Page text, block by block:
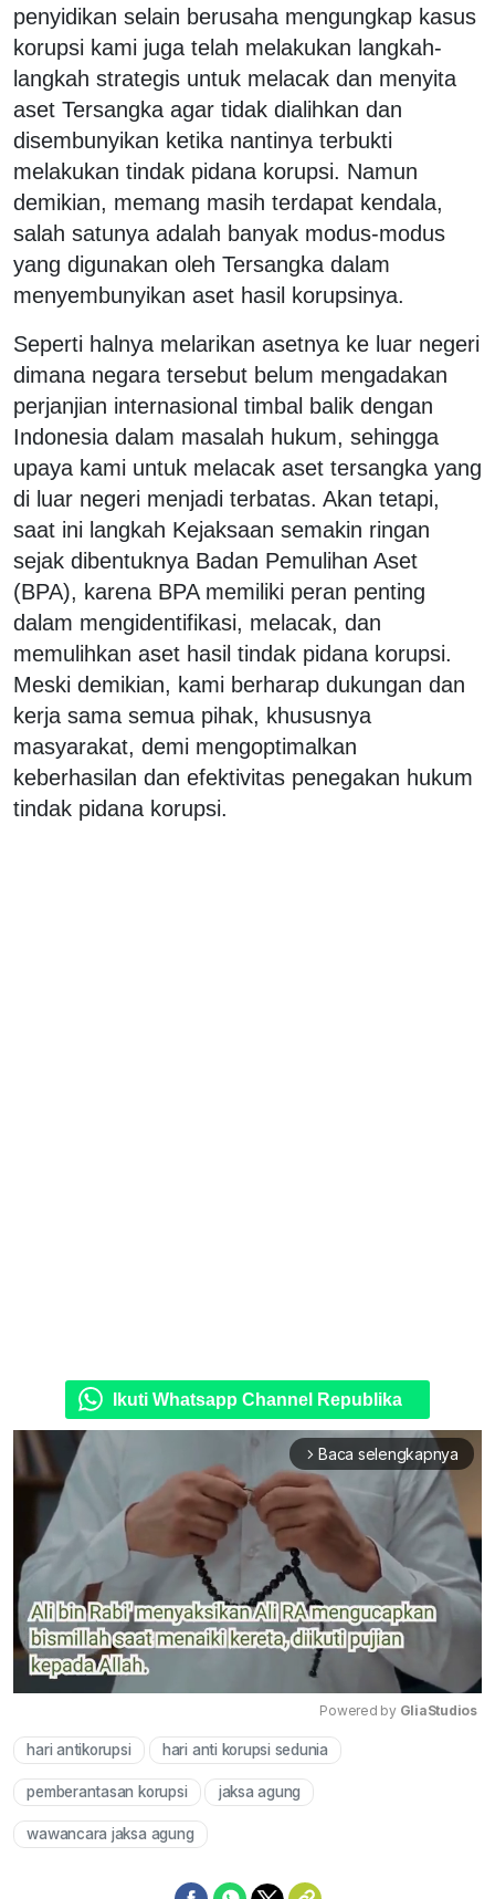
penyidikan selain berusaha mengungkap kasus
korupsi kami juga telah melakukan langkah-
langkah strategis untuk melacak dan menyita
aset Tersangka agar tidak dialihkan dan
disembunyikan ketika nantinya terbukti
melakukan tindak pidana korupsi. Namun
demikian, memang masih terdapat kendala,
salah satunya adalah banyak modus-modus
yang digunakan oleh Tersangka dalam
menyembunyikan aset hasil korupsinya.
Seperti halnya melarikan asetnya ke luar negeri
dimana negara tersebut belum mengadakan
perjanjian internasional timbal balik dengan
Indonesia dalam masalah hukum, sehingga
upaya kami untuk melacak aset tersangka yang
di luar negeri menjadi terbatas. Akan tetapi,
saat ini langkah Kejaksaan semakin ringan
sejak dibentuknya Badan Pemulihan Aset
(BPA), karena BPA memiliki peran penting
dalam mengidentifikasi, melacak, dan
memulihkan aset hasil tindak pidana korupsi.
Meski demikian, kami berharap dukungan dan
kerja sama semua pihak, khususnya
masyarakat, demi mengoptimalkan
keberhasilan dan efektivitas penegakan hukum
tindak pidana korupsi.
Ikuti Whatsapp Channel Republika
arrow_forward_ios Baca selengkapnya
Powered by GliaStudios
hari antikorupsi hari anti korupsi sedunia
pemberantasan korupsi jaksa agung
wawancara jaksa agung